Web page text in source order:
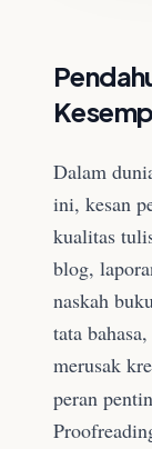
Dalam
ini, kesan
kualitas
blog,
naskah
tata
merusak
peran